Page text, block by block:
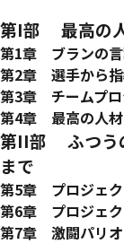
第I部 最高の人
第1章 ブランの
第2章 選手から
第3章 チームプロ
第4章 最高の人
第II部 ふつう
まで
第5章 プロジェ
第6章 プロジェ
第7章 激闘パリオ